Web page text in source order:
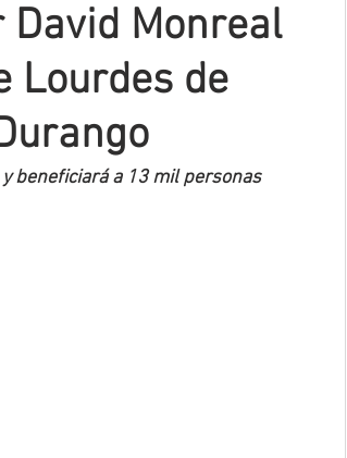
David Monreal
Lourdes de
beneficiará a 13 mil personas